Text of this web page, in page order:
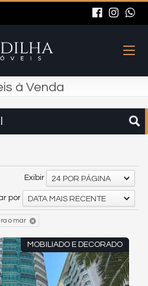
à Venda
Exibir 24 POR PÁGINA
por DATA MAIS RECENTE
o mar
MOBILIADO E DECORADO